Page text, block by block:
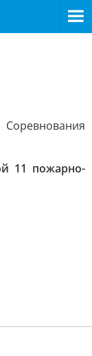
11 пожарно-